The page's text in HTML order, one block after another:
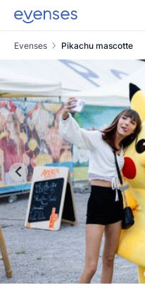
Evenses Pikachu mascotte